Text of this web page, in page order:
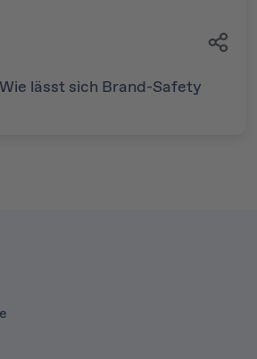
lässt sich Brand-Safety